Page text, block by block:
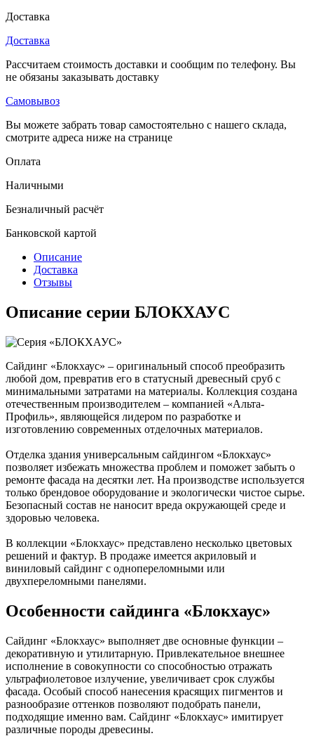
Доставка
Доставка
Рассчитаем стоимость доставки и сообщим по телефону. Вы
не обязаны заказывать доставку
Самовывоз
Вы можете забрать товар самостоятельно с нашего склада,
смотрите адреса ниже на странице
Оплата
Наличными
Безналичный расчёт
Банковской картой
Описание
Доставка
Отзывы
Описание серии БЛОКХАУС
Сайдинг «Блокхаус» – оригинальный способ преобразить
любой дом, превратив его в статусный древесный сруб с
минимальными затратами на материалы. Коллекция создана
отечественным производителем – компанией «Альта-
Профиль», являющейся лидером по разработке и
изготовлению современных отделочных материалов.
Отделка здания универсальным сайдингом «Блокхаус»
позволяет избежать множества проблем и поможет забыть о
ремонте фасада на десятки лет. На производстве используется
только брендовое оборудование и экологически чистое сырье.
Безопасный состав не наносит вреда окружающей среде и
здоровью человека.
В коллекции «Блокхаус» представлено несколько цветовых
решений и фактур. В продаже имеется акриловый и
виниловый сайдинг с однопереломными или
двухпереломными панелями.
Особенности сайдинга «Блокхаус»
Сайдинг «Блокхаус» выполняет две основные функции –
декоративную и утилитарную. Привлекательное внешнее
исполнение в совокупности со способностью отражать
ультрафиолетовое излучение, увеличивает срок службы
фасада. Особый способ нанесения красящих пигментов и
разнообразие оттенков позволяют подобрать панели,
подходящие именно вам. Сайдинг «Блокхаус» имитирует
различные породы древесины.